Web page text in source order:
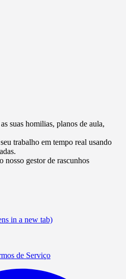
as suas homilias, planos de aula,
trabalho em tempo real usando
nosso gestor de rascunhos
in a new tab)
de Serviço